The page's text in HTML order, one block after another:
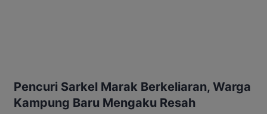
Pencuri Sarkel Marak Berkeliaran, Warga
Kampung Baru Mengaku Resah